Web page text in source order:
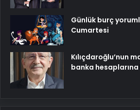
Günlük burç
Cumartesi
Kılıçdaroğlu’nun
banka